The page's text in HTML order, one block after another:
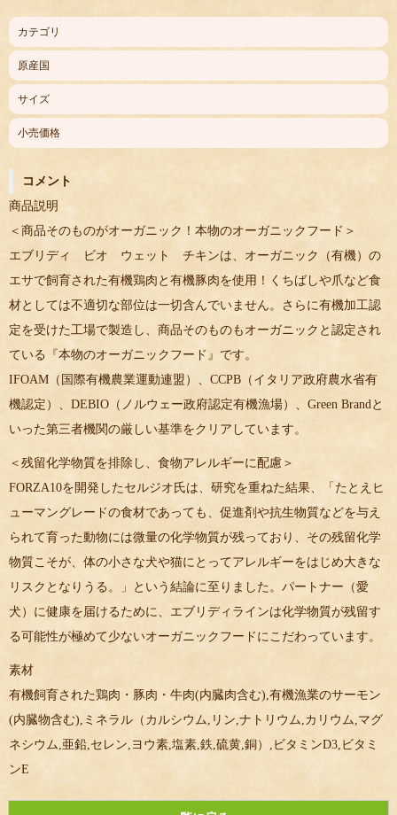
カテゴリ
原産国
サイズ
小売価格
コメント
商品説明
＜商品そのものがオーガニック！本物のオーガニックフード＞
エブリディ ビオ ウェット チキンは、オーガニック（有機）の
エサで飼育された有機鶏肉と有機豚肉を使用！くちばしや爪など食
材としては不適切な部位は一切含んでいません。さらに有機加工認
定を受けた工場で製造し、商品そのものもオーガニックと認定され
ている『本物のオーガニックフード』です。
IFOAM（国際有機農業運動連盟）、CCPB（イタリア政府農水省有
機認定）、DEBIO（ノルウェー政府認定有機漁場）、Green Brandと
いった第三者機関の厳しい基準をクリアしています。
＜残留化学物質を排除し、食物アレルギーに配慮＞
FORZA10を開発したセルジオ氏は、研究を重ねた結果、「たとえヒ
ューマングレードの食材であっても、促進剤や抗生物質などを与え
られて育った動物には微量の化学物質が残っており、その残留化学
物質こそが、体の小さな犬や猫にとってアレルギーをはじめ大きな
リスクとなりうる。」という結論に至りました。パートナー（愛
犬）に健康を届けるために、エブリディラインは化学物質が残留す
る可能性が極めて少ないオーガニックフードにこだわっています。
素材
有機飼育された鶏肉・豚肉・牛肉(内臓肉含む),有機漁業のサーモン
(内臓物含む),ミネラル（カルシウム,リン,ナトリウム,カリウム,マグ
ネシウム,亜鉛,セレン,ヨウ素,塩素,鉄,硫黄,銅）,ビタミンD3,ビタミ
ンE